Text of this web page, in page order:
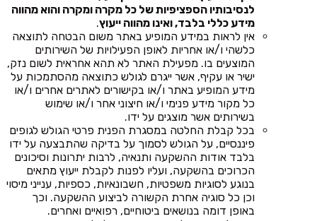
לנסיבותיו הספציפיות של כל מקרה ומקרה והוא מהווה
מידע כללי בלבד, ואינו מהווה ייעוץ.
אין לראות במידע המופיע באתר משום הבטחה לתוצאה
כלשהי ו/או אחריות לאופן הפעילויות של השירותים
המוצעים בו. מפעילת האתר לא תהא אחראית לשום נזק,
ישיר או עקיף, אשר ייגרם לגולש כתוצאה מהסתמכות על
מידע המופיע באתר ו/או בקישורים לאתרים אחרים ו/או
כל מקור מידע פנימי ו/או חיצוני אחר ו/או שימוש
בשירותים אשר מוצגים על ידו.
בכל קבלת החלטה במסגרת הפנית פרטי הגולש לגופים
פיננסיים, על הגולש לסמוך על בדיקה שהתבצעה על ידו
בלבד אודות ההשקעה ותנאיה, לרבות יתרונות וסיכונים
הכרוכים בהשקעה, ועליו לפנות לקבלת ייעוץ מתאים
בנוגע לסוגיות משפטיות, חשבונאיות, כספיות, ענייני מיסוי
וכן כל סוגיה אחרת הקשורה לביצוע ההשקעה. וכך
באופן דומה בנושאים ביטוחיים, רפואיים ואחרים.